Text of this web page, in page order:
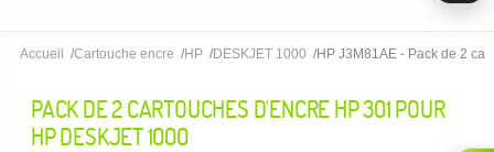
Accueil Cartouche encre HP DESKJET 1000 HP J3M81AE - Pack de 2
PACK DE 2 CARTOUCHES D'ENCRE HP 301 POUR
HP DESKJET 1000